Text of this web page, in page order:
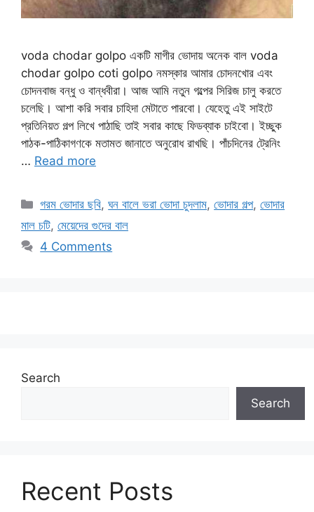
voda chodar golpo একটি মাগীর ভোদায় অনেক বাল voda
chodar golpo coti golpo নমস্কার আমার চোদনখোর এবং
চোদনবাজ বন্ধু ও বান্ধবীরা। আজ আমি নতুন গল্পের সিরিজ চালু করতে
চলেছি। আশা করি সবার চাহিদা মেটাতে পারবো। যেহেতু এই সাইটে
প্রতিনিয়ত গল্প লিখে পাঠাছি তাই সবার কাছে ফিডব্যাক চাইবো। ইচ্ছুক
পাঠক-পাঠিকাগণকে মতামত জানাতে অনুরোধ রাখছি। পাঁচদিনের ট্রেনিং
… Read more
Categories
গরম ভোদার ছবি,ঘন বালে ভরা ভোদা চুদলাম,ভোদার গল্প,ভোদার
মাল চটি, মেয়েদের গুদের বাল
4 Comments
Search
Search
Recent Posts